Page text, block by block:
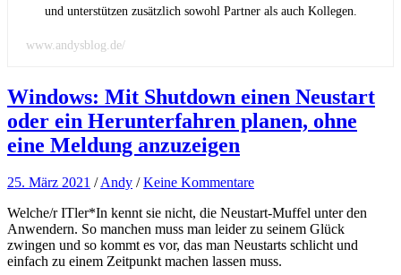
und unterstützen zusätzlich sowohl Partner als auch Kollegen.
www.andysblog.de/
Windows: Mit Shutdown einen Neustart
oder ein Herunterfahren planen, ohne
eine Meldung anzuzeigen
25. März 2021 /Andy /Keine Kommentare
Welche/r ITler*In kennt sie nicht, die Neustart-Muffel unter den
Anwendern. So manchen muss man leider zu seinem Glück
zwingen und so kommt es vor, das man Neustarts schlicht und
einfach zu einem Zeitpunkt machen lassen muss.